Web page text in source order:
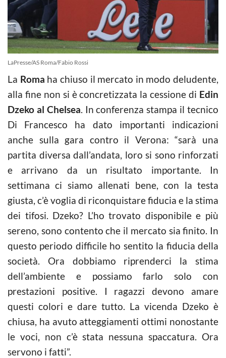
LaPresse/AS Roma/Fabio Rossi
La Roma ha chiuso il mercato in modo deludente,
alla fine non si è concretizzata la cessione di Edin
Dzeko al Chelsea. In conferenza stampa il tecnico
Di Francesco ha dato importanti indicazioni
anche sulla gara contro il Verona: “sarà una
partita diversa dall’andata, loro si sono rinforzati
e arrivano da un risultato importante. In
settimana ci siamo allenati bene, con la testa
giusta, c’è voglia di riconquistare fiducia e la stima
dei tifosi. Dzeko? L’ho trovato disponibile e più
sereno, sono contento che il mercato sia finito. In
questo periodo difficile ho sentito la fiducia della
società. Ora dobbiamo riprenderci la stima
dell’ambiente e possiamo farlo solo con
prestazioni positive. I ragazzi devono amare
questi colori e dare tutto. La vicenda Dzeko è
chiusa, ha avuto atteggiamenti ottimi nonostante
le voci, non c’è stata nessuna spaccatura. Ora
servono i fatti”.